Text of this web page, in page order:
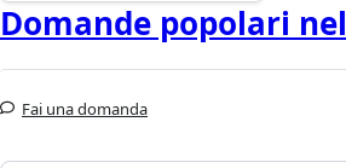
Domande popolari
Fai una domanda